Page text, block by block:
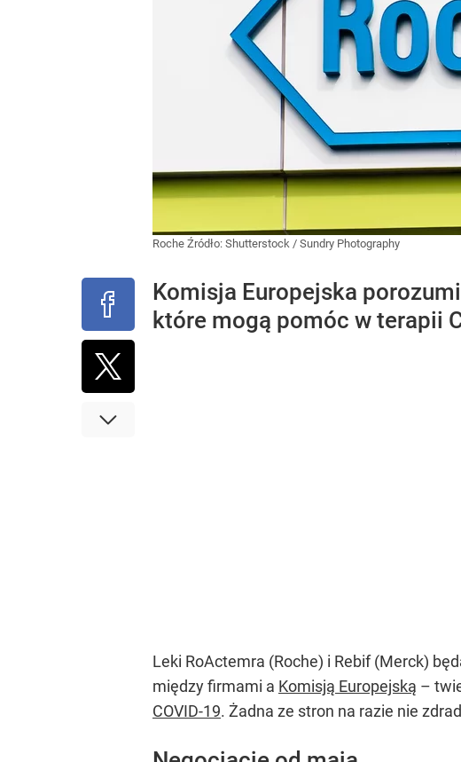
Roche Źródło: Shutterstock / Sundry Photography
Komisja Europejska
które mogą pomóc w terapii
Leki RoActemra (Roche) i Rebif (Merck)
między firmami a Komisją Europejską –
COVID-19. Żadna ze stron na razie nie